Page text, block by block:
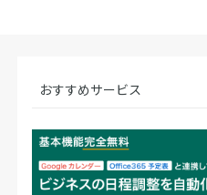
おすすめサービス